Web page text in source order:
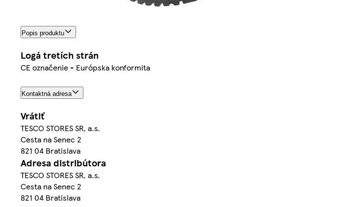
Popis produktu
Logá tretích strán
CE označenie - Európska konformita
Kontaktná adresa
Vrátiť
TESCO STORES SR, a.s.
Cesta na Senec 2
821 04 Bratislava
Adresa distribútora
TESCO STORES SR, a.s.
Cesta na Senec 2
821 04 Bratislava